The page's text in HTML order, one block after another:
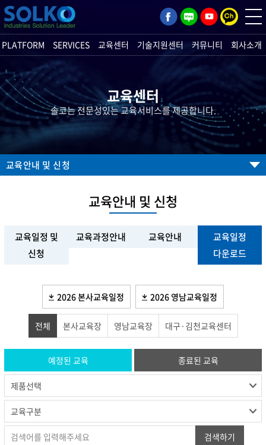
PLATFORM SERVICES 교육센터 기술지원센터 커뮤니티 회사소개
교육센터
솔코는 전문성있는 교육서비스를 제공합니다.
교육안내 및 신청
교육안내 및 신청
교육일정 및
신청
교육과정안내 교육안내
교육일정
다운로드
2026 본사교육일정 2026 영남교육일정
전체 본사교육장 영남교육장 대구·김천교육센터
예정된 교육 종료된 교육
검색하기